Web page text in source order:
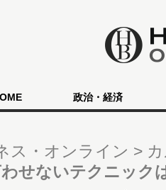
政治・経済
ス・オンライン
せないテクニック